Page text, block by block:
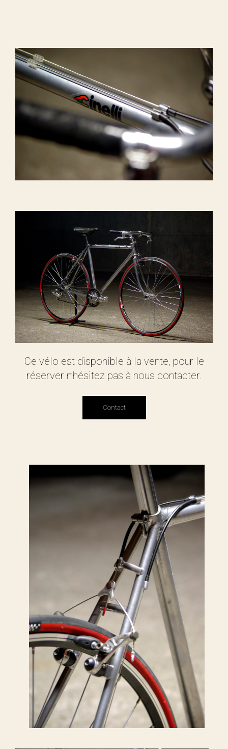
Ce vélo est disponible à la vente, pour le
réserver n’hésitez pas à nous contacter.
Contact
Contact